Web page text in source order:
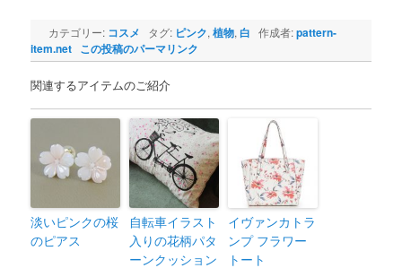
カテゴリー: コスメ タグ: ピンク,植物, 白 作成者:pattern-
item.net この投稿のパーマリンク
関連するアイテムのご紹介
淡いピンクの桜
のピアス
自転車イラスト
入りの花柄パタ
ーンクッション
イヴァンカトラ
ンプ フラワー
トート